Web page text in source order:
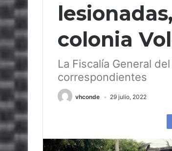
colonia
La Fiscalía General
correspondientes
vhconde 29 julio, 2022